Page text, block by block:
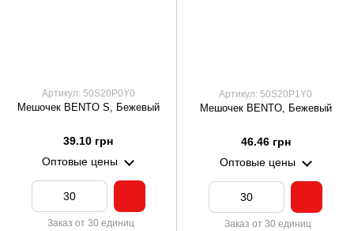
Артикул: 50S20P0Y0
Мешочек BENTO S, Бежевый
39.10 грн
Оптовые цены
Заказ от 30 единиц
Артикул: 50S20P1Y0
Мешочек BENTO, Бежевый
46.46 грн
Оптовые цены
Заказ от 30 единиц